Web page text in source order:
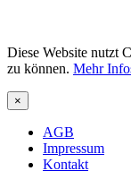
Diese Website nutzt
zu können. Mehr
×
AGB
Impressum
Kontakt